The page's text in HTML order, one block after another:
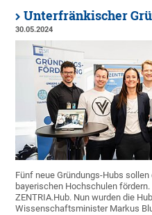
Unterfränkischer
30.05.2024
Fünf neue Gründungs-Hubs
bayerischen Hochschulen
ZENTRIA.Hub. Nun wurden die
Wissenschaftsminister Markus